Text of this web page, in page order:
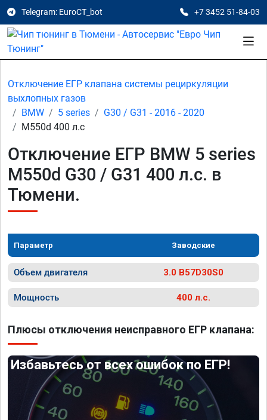
Telegram: EuroCT_bot +7 3452 51-84-03
Отключение ЕГР клапана системы рециркуляции
выхлопных газов
BMW
5 series
G30 / G31 - 2016 - 2020
M550d 400 л.с
Отключение ЕГР BMW 5 series
M550d G30 / G31 400 л.с. в
Тюмени.
Параметр Заводские
Объем двигателя 3.0 B57D30S0
Мощность 400 л.с.
Плюсы отключения неисправного ЕГР клапана:
Избавьтесь от всех ошибок по ЕГР!